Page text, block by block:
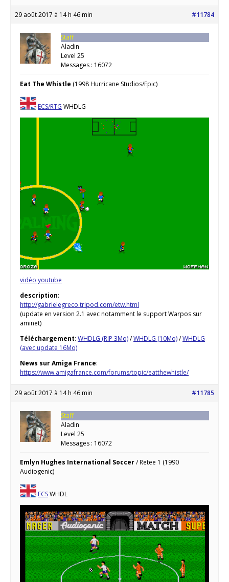
29 août 2017 à 14 h 46 min #11784
Staff
Aladin
Level 25
Messages : 16072
Eat The Whistle (1998 Hurricane Studios/Epic)
ECS/RTG WHDLG
vidéo youtube
description:
http://gabrielegreco.tripod.com/etw.html
(update en version 2.1 avec notamment le support Warpos sur
aminet)
Téléchargement: WHDLG (RIP 3Mo)/WHDLG (10Mo)/WHDLG
(avec update 16Mo)
News sur Amiga France:
https://www.amigafrance.com/forums/topic/eatthewhistle/
29 août 2017 à 14 h 46 min #11785
Staff
Aladin
Level 25
Messages : 16072
Emlyn Hughes International Soccer/ Retee 1 (1990
Audiogenic)
ECSWHDL